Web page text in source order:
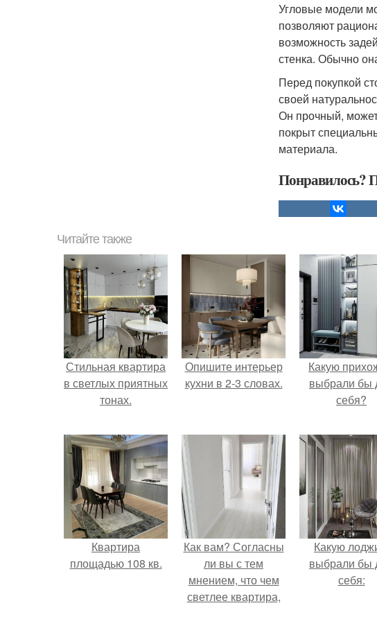
Угловые модели
позволяют
возможность
стенка. Обычно
Перед покупкой
своей
Он прочный,
покрыт
материала.
Понравилось?
Читайте также
Стильная квартира
в светлых приятных
тонах.
Опишите интерьер
кухни в 2-3 словах.
Какую
выбрали бы
себя?
Квартира
площадью 108 кв.
Как вам? Согласны
ли вы с тем
мнением, что чем
светлее квартира,
Какую
выбрали бы
себя: